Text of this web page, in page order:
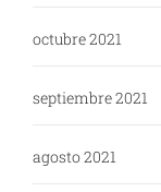
octubre 2021
septiembre 2021
agosto 2021